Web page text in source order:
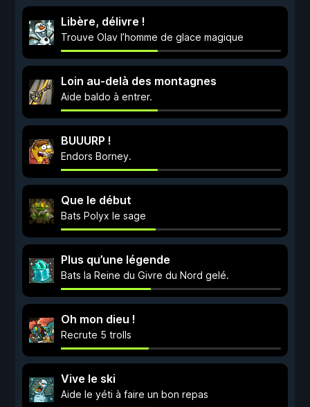
Libère, délivre !
Trouve Olav l’homme de glace magique
Loin au-delà des montagnes
Aide baldo à entrer.
BUUURP !
Endors Borney.
Que le début
Bats Polyx le sage
Plus qu’une légende
Bats la Reine du Givre du Nord gelé.
Oh mon dieu !
Recrute 5 trolls
Vive le ski
Aide le yéti à faire un bon repas